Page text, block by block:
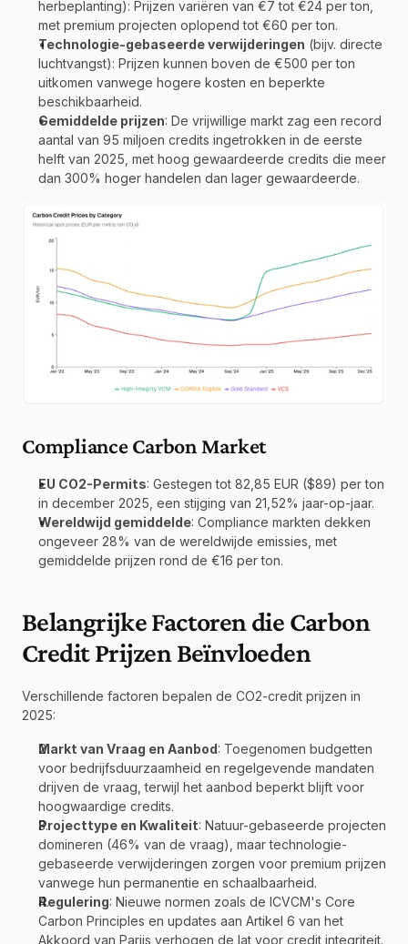
herbeplanting): Prijzen variëren van €7 tot €24 per ton,
met premium projecten oplopend tot €60 per ton.
Technologie-gebaseerde verwijderingen (bijv. directe
luchtvangst): Prijzen kunnen boven de €500 per ton
uitkomen vanwege hogere kosten en beperkte
beschikbaarheid.
Gemiddelde prijzen: De vrijwillige markt zag een record
aantal van 95 miljoen credits ingetrokken in de eerste
helft van 2025, met hoog gewaardeerde credits die meer
dan 300% hoger handelen dan lager gewaardeerde.
Compliance Carbon Market
EU CO2-Permits: Gestegen tot 82,85 EUR ($89) per ton
in december 2025, een stijging van 21,52% jaar-op-jaar.
Wereldwijd gemiddelde: Compliance markten dekken
ongeveer 28% van de wereldwijde emissies, met
gemiddelde prijzen rond de €16 per ton.
Belangrijke Factoren die Carbon
Credit Prijzen Beïnvloeden
Verschillende factoren bepalen de CO2-credit prijzen in
2025:
Markt van Vraag en Aanbod: Toegenomen budgetten
voor bedrijfsduurzaamheid en regelgevende mandaten
drijven de vraag, terwijl het aanbod beperkt blijft voor
hoogwaardige credits.
Projecttype en Kwaliteit: Natuur-gebaseerde projecten
domineren (46% van de vraag), maar technologie-
gebaseerde verwijderingen zorgen voor premium prijzen
vanwege hun permanentie en schaalbaarheid.
Regulering: Nieuwe normen zoals de ICVCM's Core
Carbon Principles en updates aan Artikel 6 van het
Akkoord van Parijs verhogen de lat voor credit integriteit.